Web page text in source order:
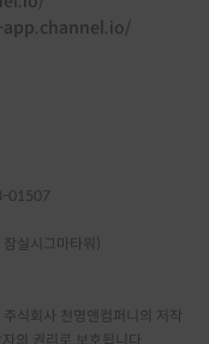
app.channel.io/
01507
실시그마타워)
식회사 천명앤컴퍼니의 저작
의 권리로 보호됩니다.